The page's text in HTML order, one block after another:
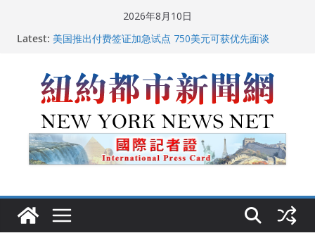
2026年8月10日
Latest: 美国推出付费签证加急试点 750美元可获优先面谈
人！
FBI联合纽约警方突袭多名警界高层住所 涉纽约警察局腐
败刑事调查
中国驻美国大使谢锋邀请美国老教师罗纳德·萨科尔斯基
再次访华